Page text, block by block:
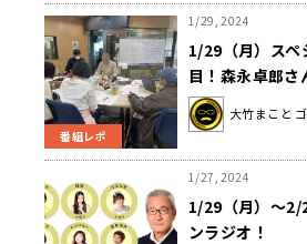
番組レポ
1/29, 2024
1/29（月）スペ
目！森永卓郎さ
ジオ復帰！！”✨
大竹まこと
1/27, 2024
1/29（月）～2/
ンラジオ！